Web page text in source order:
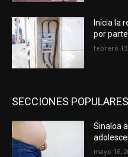
Inicia la
por
febrero
SECCIONES POPULARES
Sinaloa
mayo 16,